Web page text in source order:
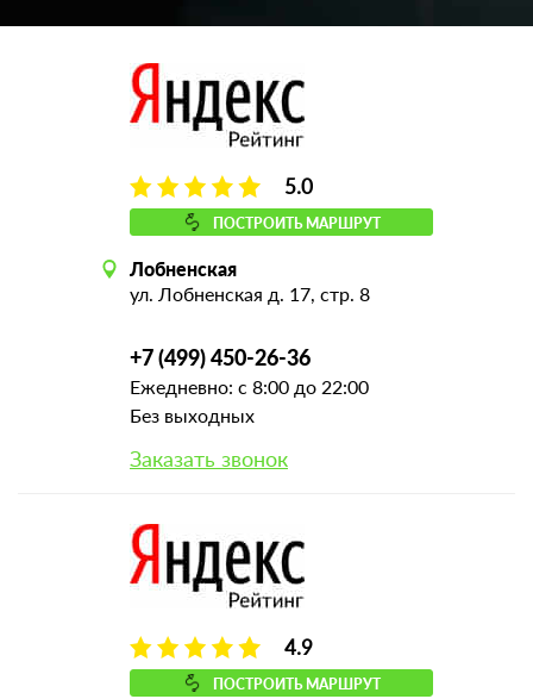
5.0
ПОСТРОИТЬ МАРШРУТ
Лобненская
ул. Лобненская д. 17, стр. 8
+7 (499) 450-26-36
Ежедневно: с 8:00 до 22:00
Без выходных
Заказать звонок
4.9
ПОСТРОИТЬ МАРШРУТ